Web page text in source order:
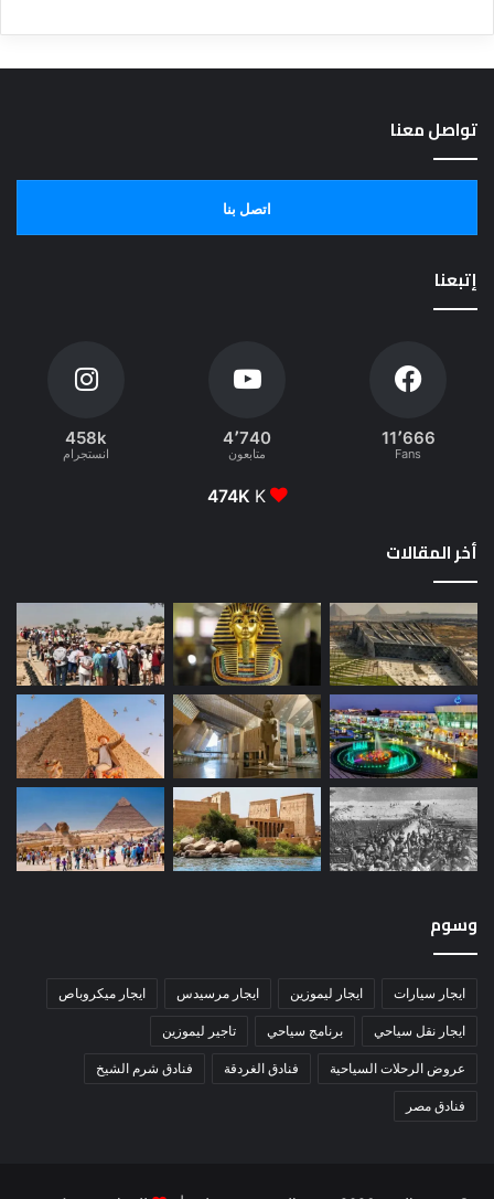
تواصل معنا
اتصل بنا
إتبعنا
11٬666
Fans
4٬740
متابعون
458k
انستجرام
474K K
أخر المقالات
وسوم
ايجار سيارات ايجار ليموزين ايجار مرسيدس ايجار ميكروباص
ايجار نقل سياحي برنامج سياحي تاجير ليموزين
عروض الرحلات السياحية فنادق الغردقة فنادق شرم الشيخ
فنادق مصر